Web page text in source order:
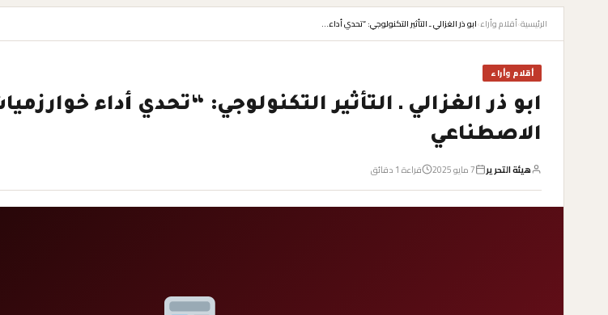
الرئيسية›أقلام وأراء›ابو ذر الغزالي ـ التأثير التكنولوجي: “تحدي أداء…
أقلام وأراء
ابو ذر الغزالي ـ التأثير التكنولوجي: “تحدي أداء
الاصطناعي
هيئة التحرير 7 مايو 2025 قراءة 1 دقائق